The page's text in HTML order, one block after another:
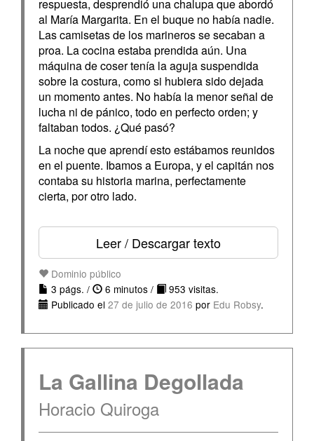
respuesta, desprendió una chalupa que abordó
al María Margarita. En el buque no había nadie.
Las camisetas de los marineros se secaban a
proa. La cocina estaba prendida aún. Una
máquina de coser tenía la aguja suspendida
sobre la costura, como si hubiera sido dejada
un momento antes. No había la menor señal de
lucha ni de pánico, todo en perfecto orden; y
faltaban todos. ¿Qué pasó?
La noche que aprendí esto estábamos reunidos
en el puente. Ibamos a Europa, y el capitán nos
contaba su historia marina, perfectamente
cierta, por otro lado.
Leer / Descargar texto
Dominio público
3 págs. /
6 minutos /
953 visitas.
Publicado el 27 de julio de 2016 por Edu Robsy.
La Gallina Degollada
Horacio Quiroga